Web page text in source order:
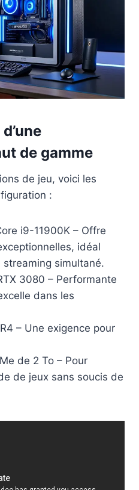
de gamme
de jeu, voici les
:
i9-11900K – Offre
idéal
simultané.
3080 – Performante
dans les
– Une exigence pour
de 2 To – Pour
de jeux sans soucis de